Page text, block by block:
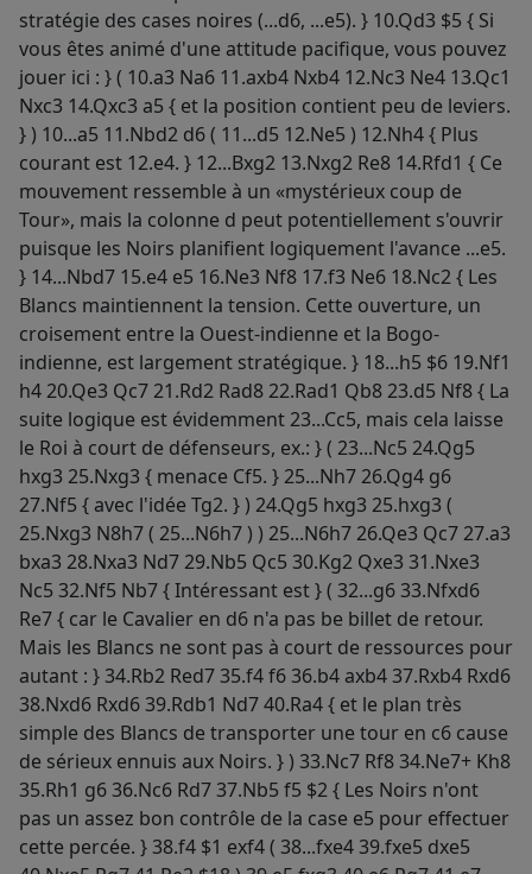
stratégie des cases noires (...d6, ...e5). } 10.Qd3 $5 { Si
vous êtes animé d'une attitude pacifique, vous pouvez
jouer ici : } ( 10.a3 Na6 11.axb4 Nxb4 12.Nc3 Ne4 13.Qc1
Nxc3 14.Qxc3 a5 { et la position contient peu de leviers.
} ) 10...a5 11.Nbd2 d6 ( 11...d5 12.Ne5 ) 12.Nh4 { Plus
courant est 12.e4. } 12...Bxg2 13.Nxg2 Re8 14.Rfd1 { Ce
mouvement ressemble à un «mystérieux coup de
Tour», mais la colonne d peut potentiellement s'ouvrir
puisque les Noirs planifient logiquement l'avance ...e5.
} 14...Nbd7 15.e4 e5 16.Ne3 Nf8 17.f3 Ne6 18.Nc2 { Les
Blancs maintiennent la tension. Cette ouverture, un
croisement entre la Ouest-indienne et la Bogo-
indienne, est largement stratégique. } 18...h5 $6 19.Nf1
h4 20.Qe3 Qc7 21.Rd2 Rad8 22.Rad1 Qb8 23.d5 Nf8 { La
suite logique est évidemment 23...Cc5, mais cela laisse
le Roi à court de défenseurs, ex.: } ( 23...Nc5 24.Qg5
hxg3 25.Nxg3 { menace Cf5. } 25...Nh7 26.Qg4 g6
27.Nf5 { avec l'idée Tg2. } ) 24.Qg5 hxg3 25.hxg3 (
25.Nxg3 N8h7 ( 25...N6h7 ) ) 25...N6h7 26.Qe3 Qc7 27.a3
bxa3 28.Nxa3 Nd7 29.Nb5 Qc5 30.Kg2 Qxe3 31.Nxe3
Nc5 32.Nf5 Nb7 { Intéressant est } ( 32...g6 33.Nfxd6
Re7 { car le Cavalier en d6 n'a pas be billet de retour.
Mais les Blancs ne sont pas à court de ressources pour
autant : } 34.Rb2 Red7 35.f4 f6 36.b4 axb4 37.Rxb4 Rxd6
38.Nxd6 Rxd6 39.Rdb1 Nd7 40.Ra4 { et le plan très
simple des Blancs de transporter une tour en c6 cause
de sérieux ennuis aux Noirs. } ) 33.Nc7 Rf8 34.Ne7+ Kh8
35.Rh1 g6 36.Nc6 Rd7 37.Nb5 f5 $2 { Les Noirs n'ont
pas un assez bon contrôle de la case e5 pour effectuer
cette percée. } 38.f4 $1 exf4 ( 38...fxe4 39.fxe5 dxe5